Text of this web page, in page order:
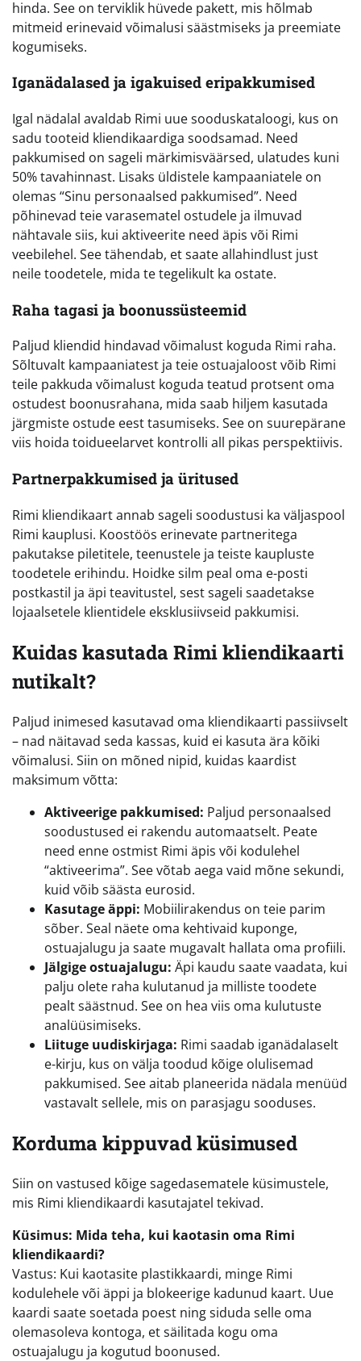
hinda. See on terviklik hüvede pakett, mis hõlmab
mitmeid erinevaid võimalusi säästmiseks ja preemiate
kogumiseks.
Iganädalased ja igakuised eripakkumised
Igal nädalal avaldab Rimi uue sooduskataloogi, kus on
sadu tooteid kliendikaardiga soodsamad. Need
pakkumised on sageli märkimisväärsed, ulatudes kuni
50% tavahinnast. Lisaks üldistele kampaaniatele on
olemas “Sinu personaalsed pakkumised”. Need
põhinevad teie varasematel ostudele ja ilmuvad
nähtavale siis, kui aktiveerite need äpis või Rimi
veebilehel. See tähendab, et saate allahindlust just
neile toodetele, mida te tegelikult ka ostate.
Raha tagasi ja boonussüsteemid
Paljud kliendid hindavad võimalust koguda Rimi raha.
Sõltuvalt kampaaniatest ja teie ostuajaloost võib Rimi
teile pakkuda võimalust koguda teatud protsent oma
ostudest boonusrahana, mida saab hiljem kasutada
järgmiste ostude eest tasumiseks. See on suurepärane
viis hoida toidueelarvet kontrolli all pikas perspektiivis.
Partnerpakkumised ja üritused
Rimi kliendikaart annab sageli soodustusi ka väljaspool
Rimi kauplusi. Koostöös erinevate partneritega
pakutakse piletitele, teenustele ja teiste kaupluste
toodetele erihindu. Hoidke silm peal oma e-posti
postkastil ja äpi teavitustel, sest sageli saadetakse
lojaalsetele klientidele eksklusiivseid pakkumisi.
Kuidas kasutada Rimi kliendikaarti
nutikalt?
Paljud inimesed kasutavad oma kliendikaarti passiivselt
– nad näitavad seda kassas, kuid ei kasuta ära kõiki
võimalusi. Siin on mõned nipid, kuidas kaardist
maksimum võtta:
Aktiveerige pakkumised: Paljud personaalsed
soodustused ei rakendu automaatselt. Peate
need enne ostmist Rimi äpis või kodulehel
“aktiveerima”. See võtab aega vaid mõne sekundi,
kuid võib säästa eurosid.
Kasutage äppi: Mobiilirakendus on teie parim
sõber. Seal näete oma kehtivaid kuponge,
ostuajalugu ja saate mugavalt hallata oma profiili.
Jälgige ostuajalugu: Äpi kaudu saate vaadata, kui
palju olete raha kulutanud ja milliste toodete
pealt säästnud. See on hea viis oma kulutuste
analüüsimiseks.
Liituge uudiskirjaga: Rimi saadab iganädalaselt
e-kirju, kus on välja toodud kõige olulisemad
pakkumised. See aitab planeerida nädala menüüd
vastavalt sellele, mis on parasjagu sooduses.
Korduma kippuvad küsimused
Siin on vastused kõige sagedasematele küsimustele,
mis Rimi kliendikaardi kasutajatel tekivad.
Küsimus: Mida teha, kui kaotasin oma Rimi
kliendikaardi?
Vastus: Kui kaotasite plastikkaardi, minge Rimi
kodulehele või äppi ja blokeerige kadunud kaart. Uue
kaardi saate soetada poest ning siduda selle oma
olemasoleva kontoga, et säilitada kogu oma
ostuajalugu ja kogutud boonused.